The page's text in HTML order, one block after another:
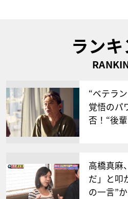
ラン
“ベテラ
覚悟のパ
否！“後
高橋真麻
だ」と叩
の一言”